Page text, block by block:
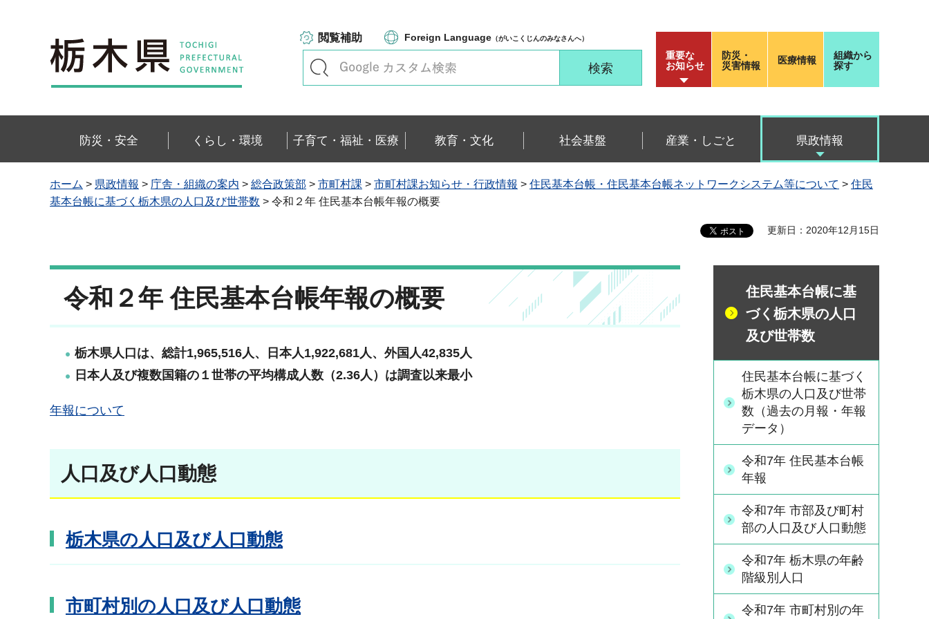
栃木県
閲覧補助 Foreign Language （がいこくじんのみなさんへ）
重要な
お知らせ
防災・
災害情報
医療情報
組織から
探す
防災・安全 くらし・環境 子育て・福祉・医療 教育・文化 社会基盤 産業・しごと 県政情報
ホーム > 県政情報 > 庁舎・組織の案内 > 総合政策部 > 市町村課 > 市町村課お知らせ・行政情報 > 住民基本台帳・住民基本台帳ネットワークシステム等について > 住民
基本台帳に基づく栃木県の人口及び世帯数 > 令和２年 住民基本台帳年報の概要
更新日：2020年12月15日
令和２年 住民基本台帳年報の概要
栃木県人口は、総計1,965,516人、日本人1,922,681人、外国人42,835人
日本人及び複数国籍の１世帯の平均構成人数（2.36人）は調査以来最小
年報について
人口及び人口動態
栃木県の人口及び人口動態
市町村別の人口及び人口動態
住民基本台帳に基
づく栃木県の人口
及び世帯数
住民基本台帳に基づく
栃木県の人口及び世帯
数（過去の月報・年報
データ）
令和7年 住民基本台帳
年報
令和7年 市部及び町村
部の人口及び人口動態
令和7年 栃木県の年齢
階級別人口
令和7年 市町村別の年